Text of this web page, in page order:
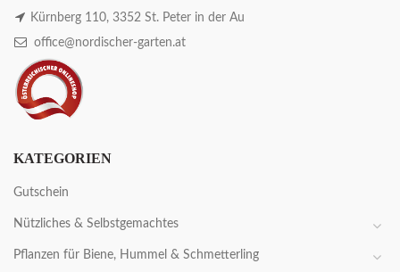
Kürnberg 110, 3352 St. Peter in der Au
office@nordischer-garten.at
KATEGORIEN
Gutschein
Nützliches & Selbstgemachtes
Pflanzen für Biene, Hummel & Schmetterling